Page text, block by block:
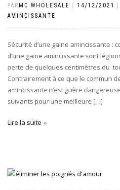
PAR MC WHOLESALE 14/12/2021
AMINCISSANTE
Sécurité d’une gaine amincissante :
d’une gaine amincissante sont
perte de quelques centimètres du
Contrairement à ce que le commun
amincissante n’est guère
suivants pour une meilleure […]
Lire la suite